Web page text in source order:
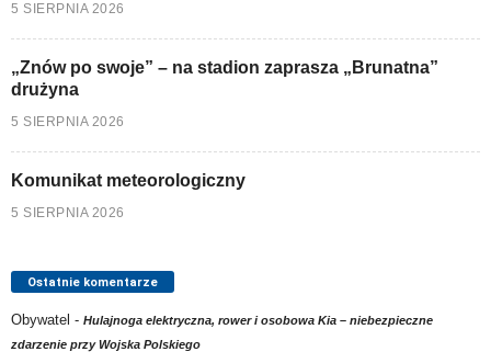
5 SIERPNIA 2026
„Znów po swoje” – na stadion zaprasza „Brunatna”
drużyna
5 SIERPNIA 2026
Komunikat meteorologiczny
5 SIERPNIA 2026
Ostatnie komentarze
Obywatel - Hulajnoga elektryczna, rower i osobowa Kia – niebezpieczne
zdarzenie przy Wojska Polskiego